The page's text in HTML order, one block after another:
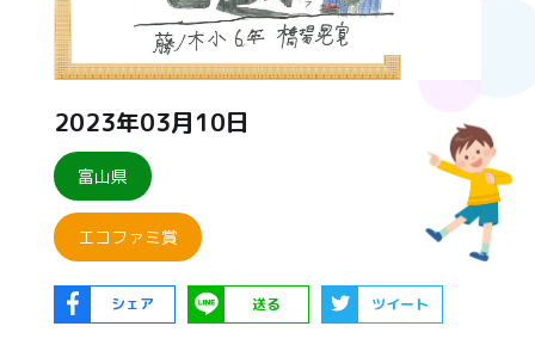
2023年03月10日
富山県
エコファミ賞
シェア 送る ツイート